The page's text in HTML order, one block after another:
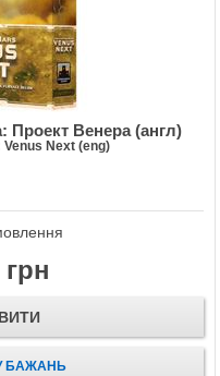
Венера (англ)
Next (eng)
грн
БАЖАНЬ